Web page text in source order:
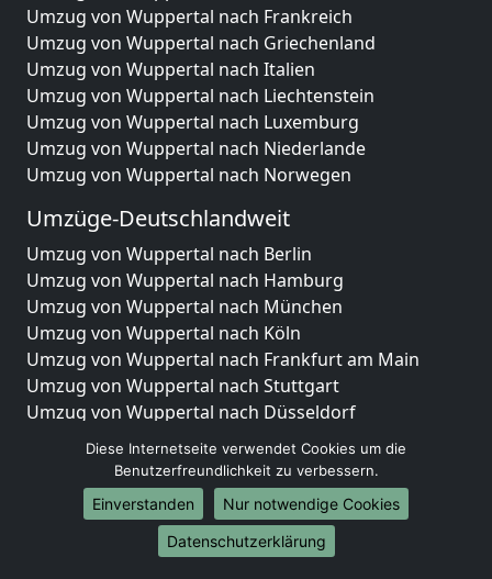
Umzug von Wuppertal nach Frankreich
Umzug von Wuppertal nach Griechenland
Umzug von Wuppertal nach Italien
Umzug von Wuppertal nach Liechtenstein
Umzug von Wuppertal nach Luxemburg
Umzug von Wuppertal nach Niederlande
Umzug von Wuppertal nach Norwegen
Umzüge-Deutschlandweit
Umzug von Wuppertal nach Berlin
Umzug von Wuppertal nach Hamburg
Umzug von Wuppertal nach München
Umzug von Wuppertal nach Köln
Umzug von Wuppertal nach Frankfurt am Main
Umzug von Wuppertal nach Stuttgart
Umzug von Wuppertal nach Düsseldorf
Umzug von Wuppertal nach Leipzig
Umzug von Wuppertal nach Dortmund
Umzug von Wuppertal nach Essen
Umzug von Wuppertal nach Bremen
Umzug von Wuppertal nach Dresden
Diese Internetseite verwendet Cookies um die
Benutzerfreundlichkeit zu verbessern.
Einverstanden
Nur notwendige Cookies
Datenschutzerklärung